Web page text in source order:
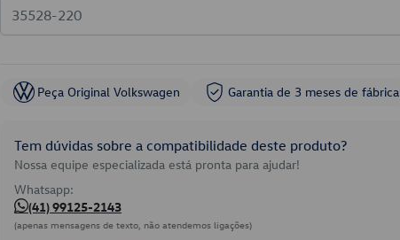
Peça Original Volkswagen Garantia de 3 meses de fábrica
Tem dúvidas sobre a compatibilidade deste produto?
Nossa equipe especializada está pronta para ajudar!
Whatsapp:
(41) 99125-2143
(apenas mensagens de texto, não atendemos ligações)